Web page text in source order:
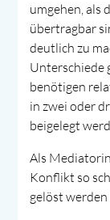
umgehen, als
übertragbar
deutlich zu
Unterschiede
benötigen
in zwei oder
beigelegt
Als
Konflikt so
gelöst werden